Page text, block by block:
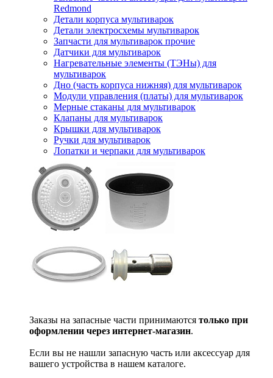
Redmond
Детали корпуса мультиварок
Детали электросхемы мультиварок
Запчасти для мультиварок прочие
Датчики для мультиварок
Нагревательные элементы (ТЭНы) для
мультиварок
Дно (часть корпуса нижняя) для мультиварок
Модули управления (платы) для мультиварок
Мерные стаканы для мультиварок
Клапаны для мультиварок
Крышки для мультиварок
Ручки для мультиварок
Лопатки и черпаки для мультиварок
Заказы на запасные части принимаются только при
оформлении через интернет-магазин.
Если вы не нашли запасную часть или аксессуар для
вашего устройства в нашем каталоге.